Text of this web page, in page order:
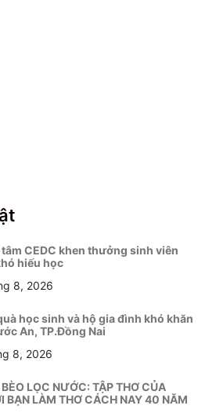
CEDC khen thưởng sinh viên
hiếu học
8, 2026
học sinh và hộ gia đình khó khăn
An, TP.Đồng Nai
8, 2026
LỌC NƯỚC: TẬP THƠ CỦA
BẠN LÀM THƠ CÁCH NAY 40 NĂM